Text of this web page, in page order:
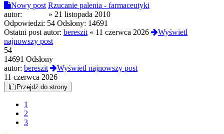
Nowy post Rzucanie palenia - farmaceutyki
autor:
» 21 listopada 2010
Odpowiedzi: 54 Odsłony: 14691
Ostatni post autor: bereszit « 11 czerwca 2026
Wyświetl
najnowszy post
54
14691 Odsłony
autor: bereszit
Wyświetl najnowszy post
11 czerwca 2026
Przejdź do strony
1
2
3